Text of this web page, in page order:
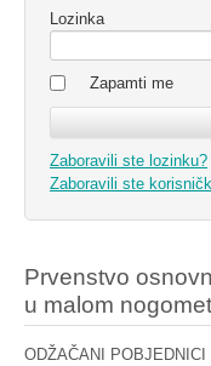
Lozinka
Zapamti me
Zaboravili ste lozinku?
Zaboravili ste
Prvenstvo
u malom
ODŽAČANI POBJEDNICI